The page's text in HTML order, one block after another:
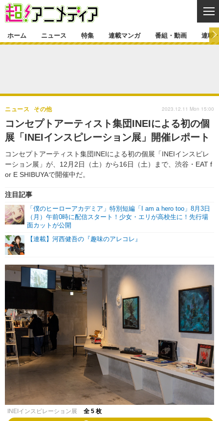
ゲーム・アプリ マンガ
グッズ イベント
声優 コスプレ
舞台
特集一覧 カバー
ラキりす
連載マンガ
連載マンガ一覧
番組・動画一覧 ラジオ
動画
連載・ブログ
連載・ブログ一覧 コラム
編集部ブログ・お知らせ
ホーム ニュース 特集 連載マンガ 番組・動画 連載
コンセプトアーティスト集団INEIによる初の個
展「INEIインスピレーション展」開催レポート
コンセプトアーティスト集団INEIによる初の個展「INEIインスピレ
ーション展」が、12月2日（土）から16日（土）まで、渋谷・EAT f
or E SHIBUYAで開催中だ。
ニュース その他
注目記事
「僕のヒーローアカデミア」特別短編「I am a hero too」8月3日
（月）午前0時に配信スタート！少女・エリが高校生に！先行場
面カットが公開
【連載】河西健吾の『趣味のアレコレ』
2023.12.11 Mon 15:00
INEIインスピレーション展 全 5 枚